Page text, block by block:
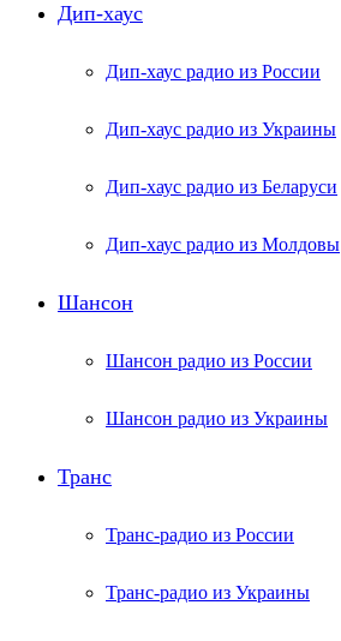
Дип-хаус
Дип-хаус радио из России
Дип-хаус радио из Украины
Дип-хаус радио из Беларуси
Дип-хаус радио из Молдовы
Шансон
Шансон радио из России
Шансон радио из Украины
Транс
Транс-радио из России
Транс-радио из Украины